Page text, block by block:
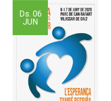
Ds. 06
JUN